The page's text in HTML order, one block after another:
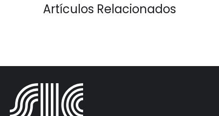
Artículos Relacionados